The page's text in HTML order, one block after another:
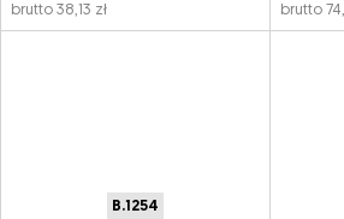
brutto 38,13 zł brutto
B.1254